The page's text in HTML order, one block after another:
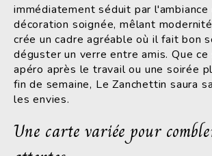
immédiatement séduit par l'ambiance
décoration soignée, mêlant
crée un cadre agréable où il fait bon
déguster un verre entre amis. Que ce
apéro après le travail ou une soirée
fin de semaine, Le Zanchettin saura
les envies.
Une carte variée pour